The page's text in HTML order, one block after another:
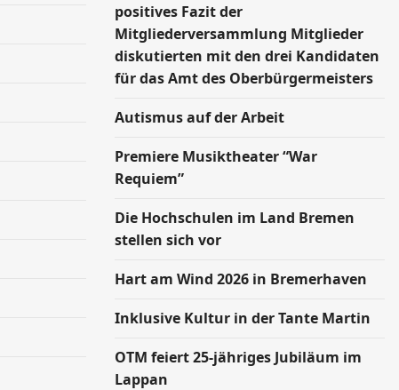
positives Fazit der
Mitgliederversammlung Mitglieder
diskutierten mit den drei Kandidaten
für das Amt des Oberbürgermeisters
Autismus auf der Arbeit
Premiere Musiktheater “War
Requiem”
Die Hochschulen im Land Bremen
stellen sich vor
Hart am Wind 2026 in Bremerhaven
Inklusive Kultur in der Tante Martin
OTM feiert 25-jähriges Jubiläum im
Lappan